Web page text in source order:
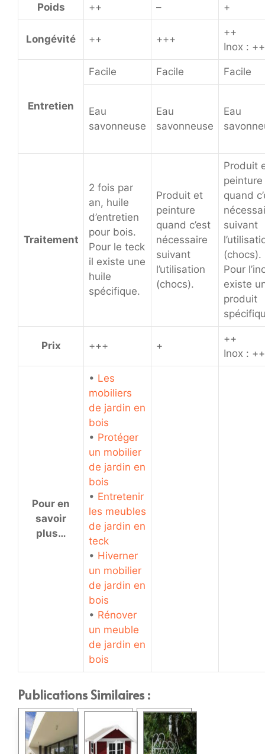
Poids ++ – +
Longévité ++ +++
++
Inox :
Entretien
Facile Facile Facile
Eau
savonneuse
Eau
savonneuse
Eau
Traitement
2 fois par
an, huile
d’entretien
pour bois.
Pour le teck
il existe une
huile
spécifique.
Produit et
peinture
quand c’est
nécessaire
suivant
l’utilisation
(chocs).
Produit
peinture
quand
suivant
(chocs).
Pour
existe
produit
Prix +++ +
++
Inox :
Pour en
savoir
plus…
• Les
mobiliers
de jardin en
bois
• Protéger
un mobilier
de jardin en
bois
• Entretenir
les meubles
de jardin en
teck
• Hiverner
un mobilier
de jardin en
bois
• Rénover
un meuble
de jardin en
bois
Publications Similaires :